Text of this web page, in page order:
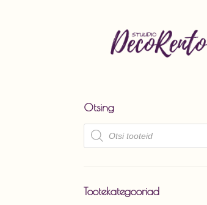
Otsing
Products
search
Tootekategooriad